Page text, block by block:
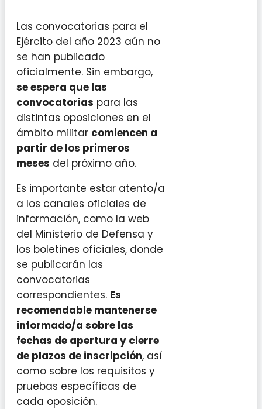
Las convocatorias para el
Ejército del año 2023 aún no
se han publicado
oficialmente. Sin embargo,
se espera que las
convocatorias para las
distintas oposiciones en el
ámbito militar comiencen a
partir de los primeros
meses del próximo año.
Es importante estar atento/a
a los canales oficiales de
información, como la web
del Ministerio de Defensa y
los boletines oficiales, donde
se publicarán las
convocatorias
correspondientes. Es
recomendable mantenerse
informado/a sobre las
fechas de apertura y cierre
de plazos de inscripción, así
como sobre los requisitos y
pruebas específicas de
cada oposición.